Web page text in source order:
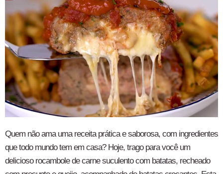
Quem não ama uma receita prática e saborosa, com ingredientes
que todo mundo tem em casa? Hoje, trago para você um
delicioso rocambole de carne suculento com batatas, recheado